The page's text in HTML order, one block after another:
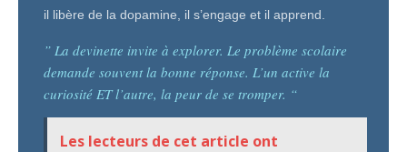
il libère de la dopamine, il s’engage et il apprend.
” La devinette invite à explorer. Le problème scolaire
demande souvent la bonne réponse. L’un active la
curiosité ET l’autre, la peur de se tromper. “
Les lecteurs de cet article ont